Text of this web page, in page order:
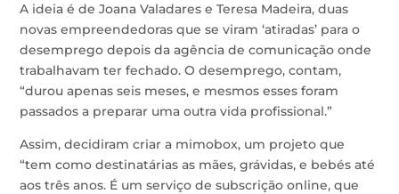
A ideia é de Joana Valadares e Teresa Madeira, duas
novas empreendedoras que se viram ‘atiradas’ para o
desemprego depois da agência de comunicação onde
trabalhavam ter fechado. O desemprego, contam,
“durou apenas seis meses, e mesmos esses foram
passados a preparar uma outra vida profissional.”
Assim, decidiram criar a mimobox, um projeto que
“tem como destinatárias as mães, grávidas, e bebés até
aos três anos. É um serviço de subscrição online, que